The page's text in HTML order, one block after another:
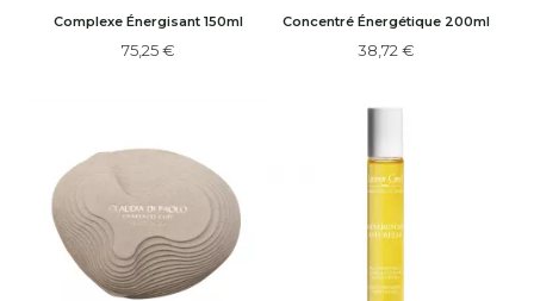
Complexe Énergisant 150ml
75,25 €
Concentré Énergétique 200ml
38,72 €